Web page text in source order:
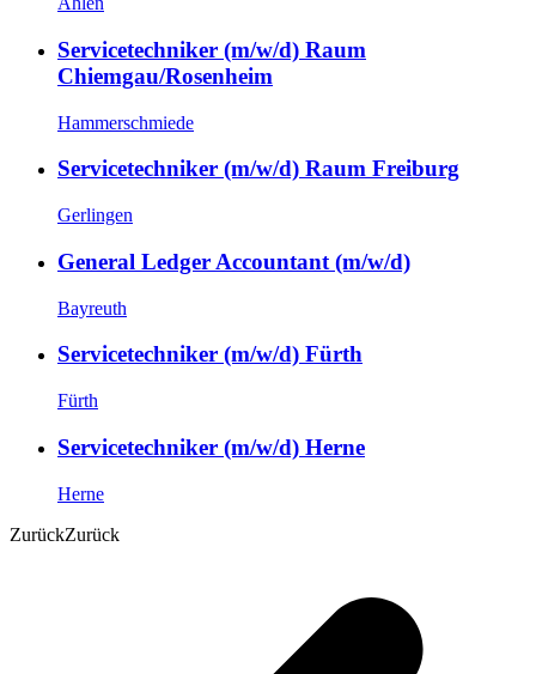
Servicetechniker (m/w/d) Raum
Chiemgau/Rosenheim
Hammerschmiede
Servicetechniker (m/w/d) Raum Freiburg
Gerlingen
General Ledger Accountant (m/w/d)
Bayreuth
Servicetechniker (m/w/d) Fürth
Fürth
Servicetechniker (m/w/d) Herne
Herne
ZurückZurück